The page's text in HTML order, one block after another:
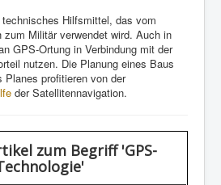
Hilfsmittel, das vom
zum Militär verwendet wird. Auch in
GPS-Ortung in Verbindung mit der
nutzen. Die Planung eines Baus
Planes profitieren von der
der Satellitennavigation.
zum Begriff 'GPS-